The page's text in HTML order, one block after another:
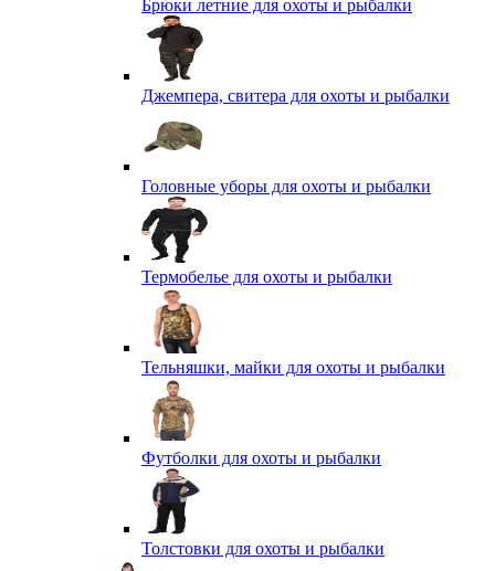
Брюки летние для охоты и рыбалки
Джемпера, свитера для охоты и рыбалки
Головные уборы для охоты и рыбалки
Термобелье для охоты и рыбалки
Тельняшки, майки для охоты и рыбалки
Футболки для охоты и рыбалки
Толстовки для охоты и рыбалки